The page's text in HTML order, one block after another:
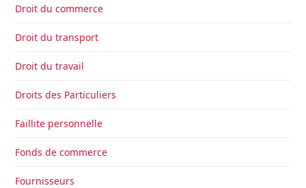
Droit du commerce
Droit du transport
Droit du travail
Droits des Particuliers
Faillite personnelle
Fonds de commerce
Fournisseurs